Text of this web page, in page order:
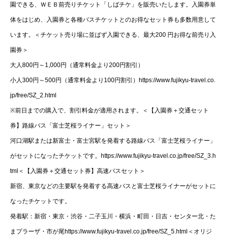
園できる、ＷＥＢ前売りチケット「しばチケ」を販売いたします。入園券単
体をはじめ、入園券と各種バスチケットとのお得なセット券も多数用意して
います。＜チケット売り場に並ばず入園できる、最大200 円お得な前売り入
園券＞
大人800円～1,000円（通常料金より200円割引）
小人300円～500円（通常料金より100円割引）https://www.fujikyu-travel.co.
jp/free/SZ_2.html
※前日までの購入で、割引料金が適用されます。＜【入園券＋交通セット
券】路線バス「富士芝桜ライナー」セット＞
河口湖駅または新富士・富士宮駅を発着する路線バス「富士芝桜ライナー」
がセットになったチケットです。https://www.fujikyu-travel.co.jp/free/SZ_3.h
tml＜【入園券＋交通セット券】高速バスセット＞
新宿、東京などの主要駅を発着する高速バスと富士芝桜ライナーがセットに
なったチケットです。
発着駅：新宿・東京・渋谷・二子玉川・横浜・町田・日吉・センター北・た
まプラーザ・市が尾https://www.fujikyu-travel.co.jp/free/SZ_5.html＜オリジ